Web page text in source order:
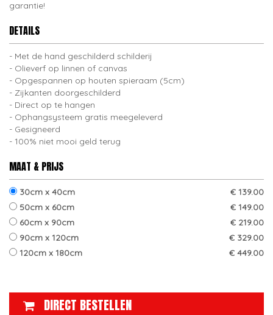
garantie!
DETAILS
Met de hand geschilderd schilderij
Olieverf op linnen of canvas
Opgespannen op houten spieraam (5cm)
Zijkanten doorgeschilderd
Direct op te hangen
Ophangsysteem gratis meegeleverd
Gesigneerd
100% niet mooi geld terug
MAAT & PRIJS
30cm x 40cm
€ 139.00
50cm x 60cm
€ 149.00
60cm x 90cm
€ 219.00
90cm x 120cm
€ 329.00
120cm x 180cm
€ 449.00
DIRECT BESTELLEN